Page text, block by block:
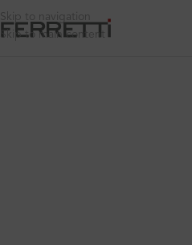
Skip to navigation
Skip to main content